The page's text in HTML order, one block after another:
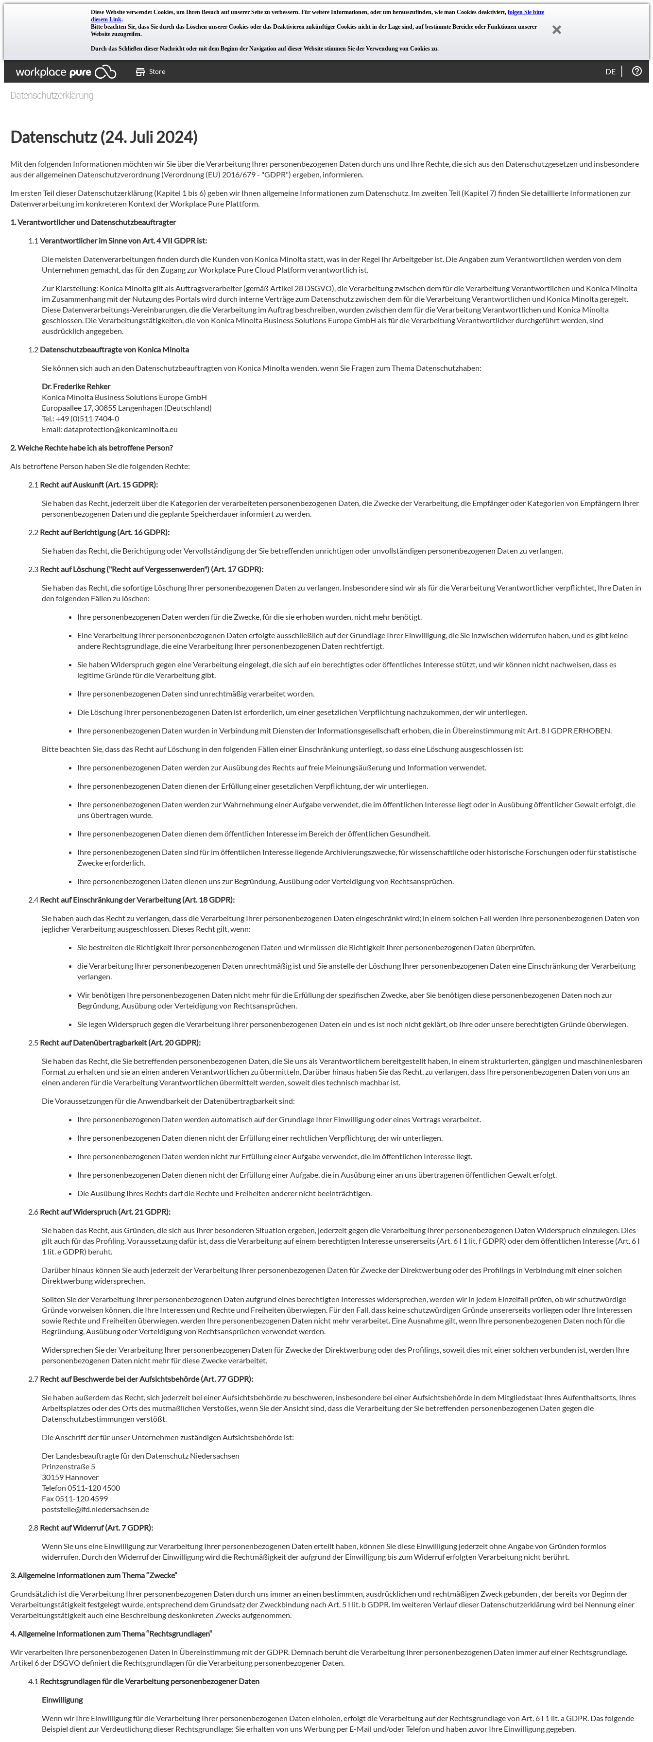
Diese Website verwendet Cookies, um Ihren Besuch auf unserer Seite zu verbessern. Für weitere Informationen, oder um herauszufinden, wie man Cookies deaktiviert, folgen Sie bitte
diesem Link.
Bitte beachten Sie, dass Sie durch das Löschen unserer Cookies oder das Deaktivieren zukünftiger Cookies nicht in der Lage sind, auf bestimmte Bereiche oder Funktionen unserer
Website zuzugreifen.
Durch das Schließen dieser Nachricht oder mit dem Beginn der Navigation auf dieser Website stimmen Sie der Verwendung von Cookies zu.
Store DE
Datenschutzerklärung
Datenschutz (24. Juli 2024)
Mit den folgenden Informationen möchten wir Sie über die Verarbeitung Ihrer personenbezogenen Daten durch uns und Ihre Rechte, die sich aus den Datenschutzgesetzen und insbesondere
aus der allgemeinen Datenschutzverordnung (Verordnung (EU) 2016/679 - "GDPR") ergeben, informieren.
Im ersten Teil dieser Datenschutzerklärung (Kapitel 1 bis 6) geben wir Ihnen allgemeine Informationen zum Datenschutz. Im zweiten Teil (Kapitel 7) finden Sie detaillierte Informationen zur
Datenverarbeitung im konkreteren Kontext der Workplace Pure Plattform.
Verantwortlicher und Datenschutzbeauftragter
Verantwortlicher im Sinne von Art. 4 VII GDPR ist:
Die meisten Datenverarbeitungen finden durch die Kunden von Konica Minolta statt, was in der Regel Ihr Arbeitgeber ist. Die Angaben zum Verantwortlichen werden von dem
Unternehmen gemacht, das für den Zugang zur Workplace Pure Cloud Platform verantwortlich ist.
Zur Klarstellung: Konica Minolta gilt als Auftragsverarbeiter (gemäß Artikel 28 DSGVO), die Verarbeitung zwischen dem für die Verarbeitung Verantwortlichen und Konica Minolta
im Zusammenhang mit der Nutzung des Portals wird durch interne Verträge zum Datenschutz zwischen dem für die Verarbeitung Verantwortlichen und Konica Minolta geregelt.
Diese Datenverarbeitungs-Vereinbarungen, die die Verarbeitung im Auftrag beschreiben, wurden zwischen dem für die Verarbeitung Verantwortlichen und Konica Minolta
geschlossen. Die Verarbeitungstätigkeiten, die von Konica Minolta Business Solutions Europe GmbH als für die Verarbeitung Verantwortlicher durchgeführt werden, sind
ausdrücklich angegeben.
Datenschutzbeauftragte von Konica Minolta
Sie können sich auch an den Datenschutzbeauftragten von Konica Minolta wenden, wenn Sie Fragen zum Thema Datenschutzhaben:
Dr. Frederike Rehker
Konica Minolta Business Solutions Europe GmbH
Europaallee 17, 30855 Langenhagen (Deutschland)
Tel.: +49 (0)511 7404-0
Email: dataprotection@konicaminolta.eu
Welche Rechte habe ich als betroffene Person?
Als betroffene Person haben Sie die folgenden Rechte:
Recht auf Auskunft (Art. 15 GDPR):
Sie haben das Recht, jederzeit über die Kategorien der verarbeiteten personenbezogenen Daten, die Zwecke der Verarbeitung, die Empfänger oder Kategorien von Empfängern Ihrer
personenbezogenen Daten und die geplante Speicherdauer informiert zu werden.
Recht auf Berichtigung (Art. 16 GDPR):
Sie haben das Recht, die Berichtigung oder Vervollständigung der Sie betreffenden unrichtigen oder unvollständigen personenbezogenen Daten zu verlangen.
Recht auf Löschung ("Recht auf Vergessenwerden") (Art. 17 GDPR):
Sie haben das Recht, die sofortige Löschung Ihrer personenbezogenen Daten zu verlangen. Insbesondere sind wir als für die Verarbeitung Verantwortlicher verpflichtet, Ihre Daten in
den folgenden Fällen zu löschen:
Ihre personenbezogenen Daten werden für die Zwecke, für die sie erhoben wurden, nicht mehr benötigt.
Eine Verarbeitung Ihrer personenbezogenen Daten erfolgte ausschließlich auf der Grundlage Ihrer Einwilligung, die Sie inzwischen widerrufen haben, und es gibt keine
andere Rechtsgrundlage, die eine Verarbeitung Ihrer personenbezogenen Daten rechtfertigt.
Sie haben Widerspruch gegen eine Verarbeitung eingelegt, die sich auf ein berechtigtes oder öffentliches Interesse stützt, und wir können nicht nachweisen, dass es
legitime Gründe für die Verarbeitung gibt.
Ihre personenbezogenen Daten sind unrechtmäßig verarbeitet worden.
Die Löschung Ihrer personenbezogenen Daten ist erforderlich, um einer gesetzlichen Verpflichtung nachzukommen, der wir unterliegen.
Ihre personenbezogenen Daten wurden in Verbindung mit Diensten der Informationsgesellschaft erhoben, die in Übereinstimmung mit Art. 8 I GDPR ERHOBEN.
Bitte beachten Sie, dass das Recht auf Löschung in den folgenden Fällen einer Einschränkung unterliegt, so dass eine Löschung ausgeschlossen ist:
Ihre personenbezogenen Daten werden zur Ausübung des Rechts auf freie Meinungsäußerung und Information verwendet.
Ihre personenbezogenen Daten dienen der Erfüllung einer gesetzlichen Verpflichtung, der wir unterliegen.
Ihre personenbezogenen Daten werden zur Wahrnehmung einer Aufgabe verwendet, die im öffentlichen Interesse liegt oder in Ausübung öffentlicher Gewalt erfolgt, die
uns übertragen wurde.
Ihre personenbezogenen Daten dienen dem öffentlichen Interesse im Bereich der öffentlichen Gesundheit.
Ihre personenbezogenen Daten sind für im öffentlichen Interesse liegende Archivierungszwecke, für wissenschaftliche oder historische Forschungen oder für statistische
Zwecke erforderlich.
Ihre personenbezogenen Daten dienen uns zur Begründung, Ausübung oder Verteidigung von Rechtsansprüchen.
Recht auf Einschränkung der Verarbeitung (Art. 18 GDPR):
Sie haben auch das Recht zu verlangen, dass die Verarbeitung Ihrer personenbezogenen Daten eingeschränkt wird; in einem solchen Fall werden Ihre personenbezogenen Daten von
jeglicher Verarbeitung ausgeschlossen. Dieses Recht gilt, wenn:
Sie bestreiten die Richtigkeit Ihrer personenbezogenen Daten und wir müssen die Richtigkeit Ihrer personenbezogenen Daten überprüfen.
die Verarbeitung Ihrer personenbezogenen Daten unrechtmäßig ist und Sie anstelle der Löschung Ihrer personenbezogenen Daten eine Einschränkung der Verarbeitung
verlangen.
Wir benötigen Ihre personenbezogenen Daten nicht mehr für die Erfüllung der spezifischen Zwecke, aber Sie benötigen diese personenbezogenen Daten noch zur
Begründung, Ausübung oder Verteidigung von Rechtsansprüchen.
Sie legen Widerspruch gegen die Verarbeitung Ihrer personenbezogenen Daten ein und es ist noch nicht geklärt, ob Ihre oder unsere berechtigten Gründe überwiegen.
Recht auf Datenübertragbarkeit (Art. 20 GDPR):
Sie haben das Recht, die Sie betreffenden personenbezogenen Daten, die Sie uns als Verantwortlichem bereitgestellt haben, in einem strukturierten, gängigen und maschinenlesbaren
Format zu erhalten und sie an einen anderen Verantwortlichen zu übermitteln. Darüber hinaus haben Sie das Recht, zu verlangen, dass Ihre personenbezogenen Daten von uns an
einen anderen für die Verarbeitung Verantwortlichen übermittelt werden, soweit dies technisch machbar ist.
Die Voraussetzungen für die Anwendbarkeit der Datenübertragbarkeit sind:
Ihre personenbezogenen Daten werden automatisch auf der Grundlage Ihrer Einwilligung oder eines Vertrags verarbeitet.
Ihre personenbezogenen Daten dienen nicht der Erfüllung einer rechtlichen Verpflichtung, der wir unterliegen.
Ihre personenbezogenen Daten werden nicht zur Erfüllung einer Aufgabe verwendet, die im öffentlichen Interesse liegt.
Ihre personenbezogenen Daten dienen nicht der Erfüllung einer Aufgabe, die in Ausübung einer an uns übertragenen öffentlichen Gewalt erfolgt.
Die Ausübung Ihres Rechts darf die Rechte und Freiheiten anderer nicht beeinträchtigen.
Recht auf Widerspruch (Art. 21 GDPR):
Sie haben das Recht, aus Gründen, die sich aus Ihrer besonderen Situation ergeben, jederzeit gegen die Verarbeitung Ihrer personenbezogenen Daten Widerspruch einzulegen. Dies
gilt auch für das Profiling. Voraussetzung dafür ist, dass die Verarbeitung auf einem berechtigten Interesse unsererseits (Art. 6 I 1 lit. f GDPR) oder dem öffentlichen Interesse (Art. 6 I
1 lit. e GDPR) beruht.
Darüber hinaus können Sie auch jederzeit der Verarbeitung Ihrer personenbezogenen Daten für Zwecke der Direktwerbung oder des Profilings in Verbindung mit einer solchen
Direktwerbung widersprechen.
Sollten Sie der Verarbeitung Ihrer personenbezogenen Daten aufgrund eines berechtigten Interesses widersprechen, werden wir in jedem Einzelfall prüfen, ob wir schutzwürdige
Gründe vorweisen können, die Ihre Interessen und Rechte und Freiheiten überwiegen. Für den Fall, dass keine schutzwürdigen Gründe unsererseits vorliegen oder Ihre Interessen
sowie Rechte und Freiheiten überwiegen, werden Ihre personenbezogenen Daten nicht mehr verarbeitet. Eine Ausnahme gilt, wenn Ihre personenbezogenen Daten noch für die
Begründung, Ausübung oder Verteidigung von Rechtsansprüchen verwendet werden.
Widersprechen Sie der Verarbeitung Ihrer personenbezogenen Daten für Zwecke der Direktwerbung oder des Profilings, soweit dies mit einer solchen verbunden ist, werden Ihre
personenbezogenen Daten nicht mehr für diese Zwecke verarbeitet.
Recht auf Beschwerde bei der Aufsichtsbehörde (Art. 77 GDPR):
Sie haben außerdem das Recht, sich jederzeit bei einer Aufsichtsbehörde zu beschweren, insbesondere bei einer Aufsichtsbehörde in dem Mitgliedstaat Ihres Aufenthaltsorts, Ihres
Arbeitsplatzes oder des Orts des mutmaßlichen Verstoßes, wenn Sie der Ansicht sind, dass die Verarbeitung der Sie betreffenden personenbezogenen Daten gegen die
Datenschutzbestimmungen verstößt.
Die Anschrift der für unser Unternehmen zuständigen Aufsichtsbehörde ist:
Der Landesbeauftragte für den Datenschutz Niedersachsen
Prinzenstraße 5
30159 Hannover
Telefon 0511-120 4500
Fax 0511-120 4599
poststelle@lfd.niedersachsen.de
Recht auf Widerruf (Art. 7 GDPR):
Wenn Sie uns eine Einwilligung zur Verarbeitung Ihrer personenbezogenen Daten erteilt haben, können Sie diese Einwilligung jederzeit ohne Angabe von Gründen formlos
widerrufen. Durch den Widerruf der Einwilligung wird die Rechtmäßigkeit der aufgrund der Einwilligung bis zum Widerruf erfolgten Verarbeitung nicht berührt.
Allgemeine Informationen zum Thema “Zwecke“
Grundsätzlich ist die Verarbeitung Ihrer personenbezogenen Daten durch uns immer an einen bestimmten, ausdrücklichen und rechtmäßigen Zweck gebunden , der bereits vor Beginn der
Verarbeitungstätigkeit festgelegt wurde, entsprechend dem Grundsatz der Zweckbindung nach Art. 5 I lit. b GDPR. Im weiteren Verlauf dieser Datenschutzerklärung wird bei Nennung einer
Verarbeitungstätigkeit auch eine Beschreibung deskonkreten Zwecks aufgenommen.
Allgemeine Informationen zum Thema “Rechtsgrundlagen“
Wir verarbeiten Ihre personenbezogenen Daten in Übereinstimmung mit der GDPR. Demnach beruht die Verarbeitung Ihrer personenbezogenen Daten immer auf einer Rechtsgrundlage.
Artikel 6 der DSGVO definiert die Rechtsgrundlagen für die Verarbeitung personenbezogener Daten.
Rechtsgrundlagen für die Verarbeitung personenbezogener Daten
Einwilligung
Wenn wir Ihre Einwilligung für die Verarbeitung Ihrer personenbezogenen Daten einholen, erfolgt die Verarbeitung auf der Rechtsgrundlage von Art. 6 I 1 lit. a GDPR. Das folgende
Beispiel dient zur Verdeutlichung dieser Rechtsgrundlage: Sie erhalten von uns Werbung per E-Mail und/oder Telefon und haben zuvor Ihre Einwilligung gegeben.